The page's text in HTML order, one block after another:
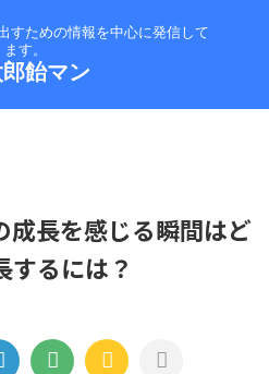
すための情報を中心に発信して
ます。
飴マン
成長を感じる瞬間はど
するには？